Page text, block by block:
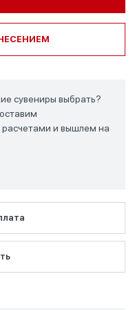
сувениры выбрать?
и вышлем на